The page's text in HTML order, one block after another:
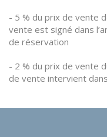
- 5 % du prix de vente
vente est signé dans
de réservation
- 2 % du prix de vente
de vente intervient